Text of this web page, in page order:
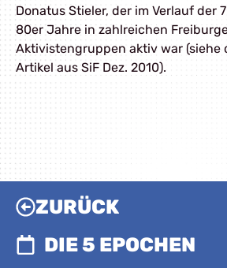
Donatus Stieler, der im Verlauf der
80er Jahre in zahlreichen
Aktivistengruppen aktiv war (siehe
Artikel aus SiF Dez. 2010).
ZURÜCK
DIE 5 EPOCHEN